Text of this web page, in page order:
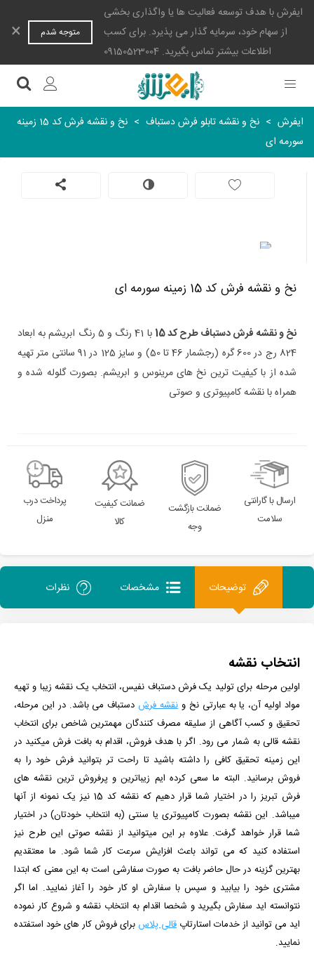
ایفرش با هدف توسعه فعالیت ها یا واگذاری بخشی
از سهام خود، سرمایه گذار می پذیرد. برای کسب
اطلاعات بیشتر تماس بگیرید. 09150523004
متوجه شدم ×
ایفرش > نخ و نقشه تابلو فرش دستباف >
نخ و نقشه فرش کد 15 زمینه
سورمه ای
نخ و نقشه فرش کد 15 زمینه سورمه ای
نخ و نقشه فرشدستباف طرح کد 15
با 41 رنگ و 5 رنگ ابریشم به ابعاد
824 رج در 600 گره
(رجشمار 46 تا 50 )
و سایز 125 در 91 سانتی متر تهیه
شده از با کیفیت ترین نخ های مرینوس و ابریشم. بصورت گلوله شده و
همراه با نقشه کامپیوتری و صوتی
ارسال با گارانتی
سلامت
ضمانت بازگشت
وجه
ضمانت کیفیت
کالا
پرداخت درب
منزل
توضیحات مشخصات نظرات
انتخاب نقشه
اولین مرحله برای تولید یک فرش دستباف نفیس، انتخاب یک نقشه زیبا و تهیه
مواد اولیه آن، یا به عبارتی نخ و نقشه فرش دستباف می باشد. در این مرحله،
تحقیق و کسب آگاهی از سلیقه مصرف کنندگان مهمترین شاخص برای انتخاب
نقشه قالی به شمار می رود. اگر با هدف فروش، اقدام به بافت فرش میکنید در
این زمینه تحقیق کافی را داشته باشید تا راحت تر بتوانید فرش خود را به
فروش برسانید. البته ما سعی کرده ایم زیباترین و پرفروش ترین نقشه های
فرش تبریز را در اختیار شما قرار دهیم که نقشه کد 15 نیز یک نمونه از آنها
میباشد. این نقشه بصورت کامپیوتری یا سنتی (به انتخاب خودتان) در اختیار
شما قرار خواهد گرفت. علاوه بر این میتوانید از نقشه صوتی این طرح نیز
استفاده کنید که می تواند باعث افزایش سرعت کار شما شود. ما معتقدیم
بهترین گزینه در حال حاضر بافت به صورت سفارشی است به این معنی که ابتدا
مشتری خود را بیابید و سپس با سفارش او کار خود را آغاز نمایید. اما اگر
نتوانسته اید سفارش بگیرید و شخصا اقدام به انتخاب نقشه و شروع کار نموده
اید می توانید از خدمات استارتاپ قالی پلاس برای فروش کار های خود استفتده
نمایید.